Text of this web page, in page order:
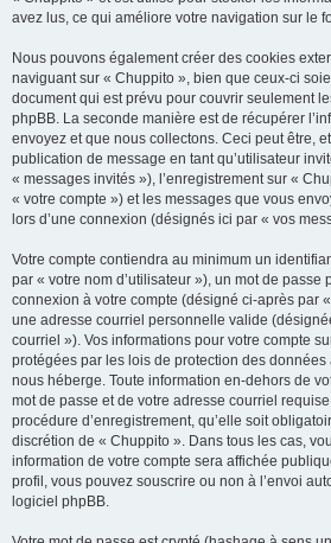
avez lus, ce qui améliore votre navigation sur le
Nous pouvons également créer des cookies
naviguant sur « Chuppito », bien que ceux-ci
document qui est prévu pour couvrir seulement
phpBB. La seconde manière est de récupérer
envoyez et que nous collectons. Ceci peut être,
publication de message en tant qu’utilisateur
« messages invités »), l’enregistrement sur «
« votre compte ») et les messages que vous
lors d’une connexion (désignés ici par « vos
Votre compte contiendra au minimum un
par « votre nom d’utilisateur »), un mot de passe
connexion à votre compte (désigné ci-après par
une adresse courriel personnelle valide
courriel »). Vos informations pour votre compte
protégées par les lois de protection des
nous héberge. Toute information en-dehors de
mot de passe et de votre adresse courriel
procédure d’enregistrement, qu’elle soit
discrétion de « Chuppito ». Dans tous les cas,
information de votre compte sera affichée
profil, vous pouvez souscrire ou non à l’envoi
logiciel phpBB.